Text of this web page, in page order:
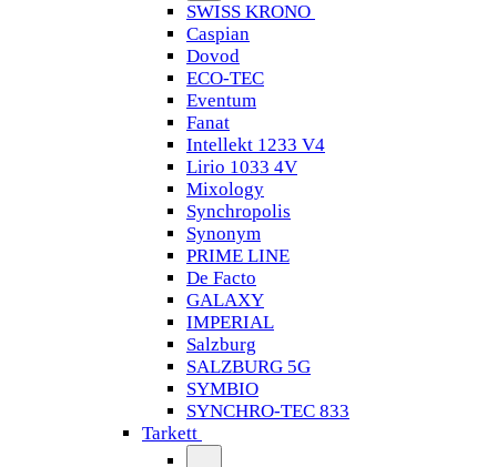
SWISS KRONO
Caspian
Dovod
ECO-TEC
Eventum
Fanat
Intellekt 1233 V4
Lirio 1033 4V
Mixology
Synchropolis
Synonym
PRIME LINE
De Facto
GALAXY
IMPERIAL
Salzburg
SALZBURG 5G
SYMBIO
SYNCHRO-TEC 833
Tarkett